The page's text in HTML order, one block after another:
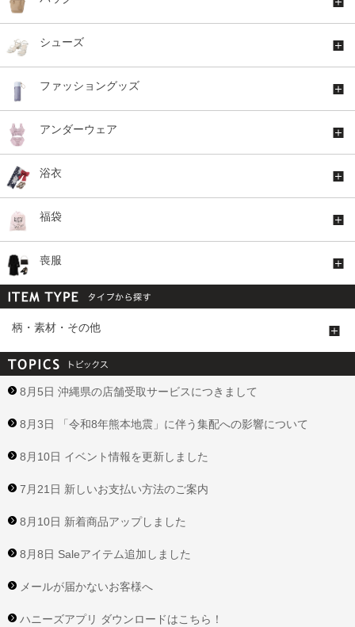
シューズ
ファッショングッズ
アンダーウェア
浴衣
福袋
喪服
柄・素材・その他
8月5日 沖縄県の店舗受取サービスにつきまして
8月3日 「令和8年熊本地震」に伴う集配への影響について
8月10日 イベント情報を更新しました
7月21日 新しいお支払い方法のご案内
8月10日 新着商品アップしました
8月8日 Saleアイテム追加しました
メールが届かないお客様へ
ハニーズアプリ ダウンロードはこちら！